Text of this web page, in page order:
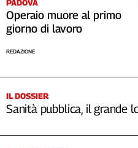
PADOVA
Operaio muore al primo
giorno di lavoro
REDAZIONE
IL DOSSIER
Sanità pubblica, il grande